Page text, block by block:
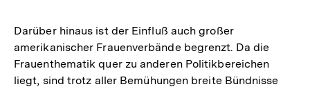
Darüber hinaus ist der Einfluß auch großer
amerikanischer Frauenverbände begrenzt. Da die
Frauenthematik quer zu anderen Politikbereichen
liegt, sind trotz aller Bemühungen breite Bündnisse